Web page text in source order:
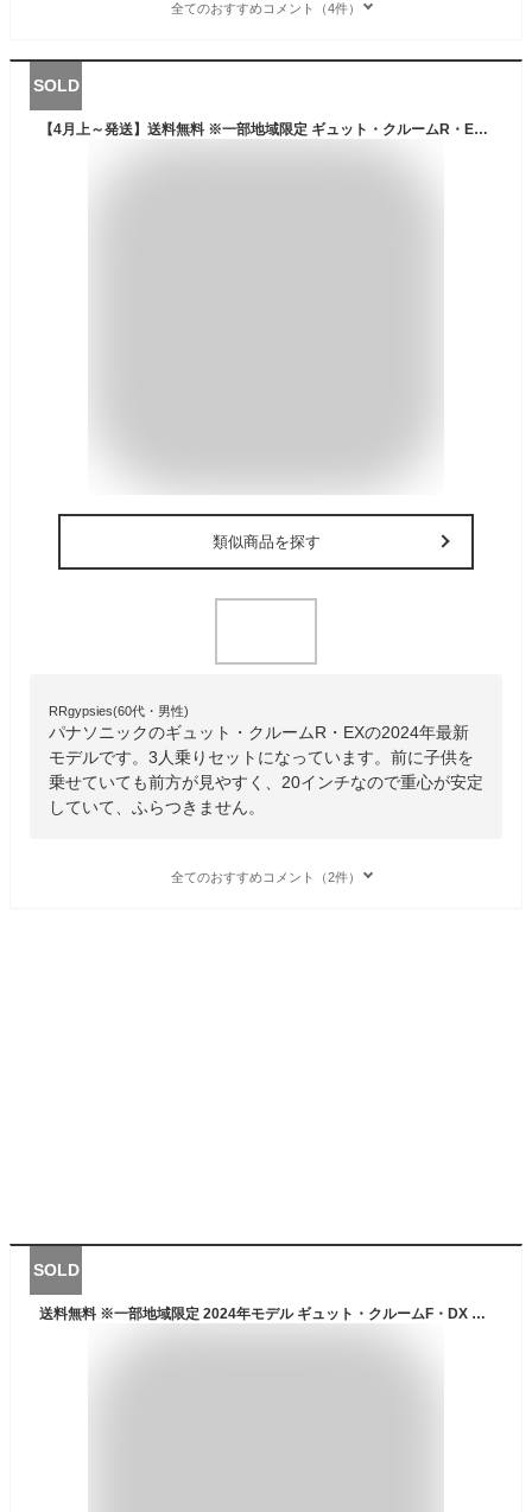
全てのおすすめコメント（4件）
SOLD
【4月上～発送】送料無料 ※一部地域限定 ギュット・クルームR・EX・20 BE-FRE033 2024年モデル 3人乗りセット パナソニック 20インチ 16Ah GYUTTO 20型 ギュットクルームR EX 電動アシスト自転車 電動自転車 子乗せ自転車 子ども乗せ 防犯登録無料
類似商品を探す
RRgypsies(60代・男性)
パナソニックのギュット・クルームR・EXの2024年最新
モデルです。3人乗りセットになっています。前に子供を
乗せていても前方が見やすく、20インチなので重心が安定
していて、ふらつきません。
全てのおすすめコメント（2件）
SOLD
送料無料 ※一部地域限定 2024年モデル ギュット・クルームF・DX BE-FHD031 パナソニック 20インチ 16Ah ギュット クルーム 3人乗りセット 電動アシスト自転車 電動自転車 子乗せ自転車 前子供乗せパナソニック 防犯登録無料